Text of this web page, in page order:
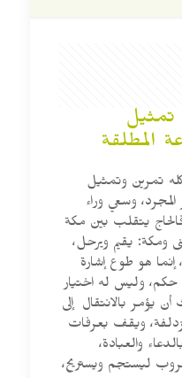
تمثيل
المطلقة
كله تمرين وتمثيل
المجرد، وسعي وراء
يتقلب بين مكة
ومكة: يقيم ويرحل،
هو طوع إشارة
حكم، وليس له اختيار
يؤمر بالانتقال إلى
ويقف بعرفات
والعبادة،
ليستجم ويستريح،